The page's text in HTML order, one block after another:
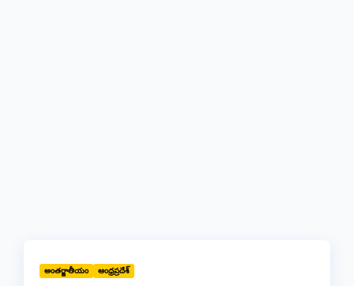
అంతర్జాతీయం ఆంధ్రప్రదేశ్